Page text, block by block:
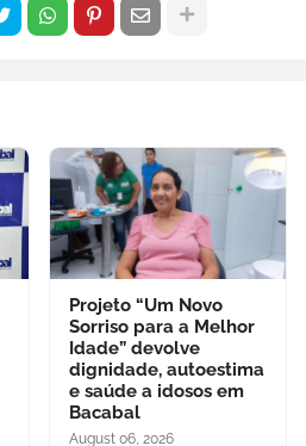
Projeto “Um Novo
Sorriso para a Melhor
Idade” devolve
dignidade, autoestima
e saúde a idosos em
Bacabal
August 06, 2026